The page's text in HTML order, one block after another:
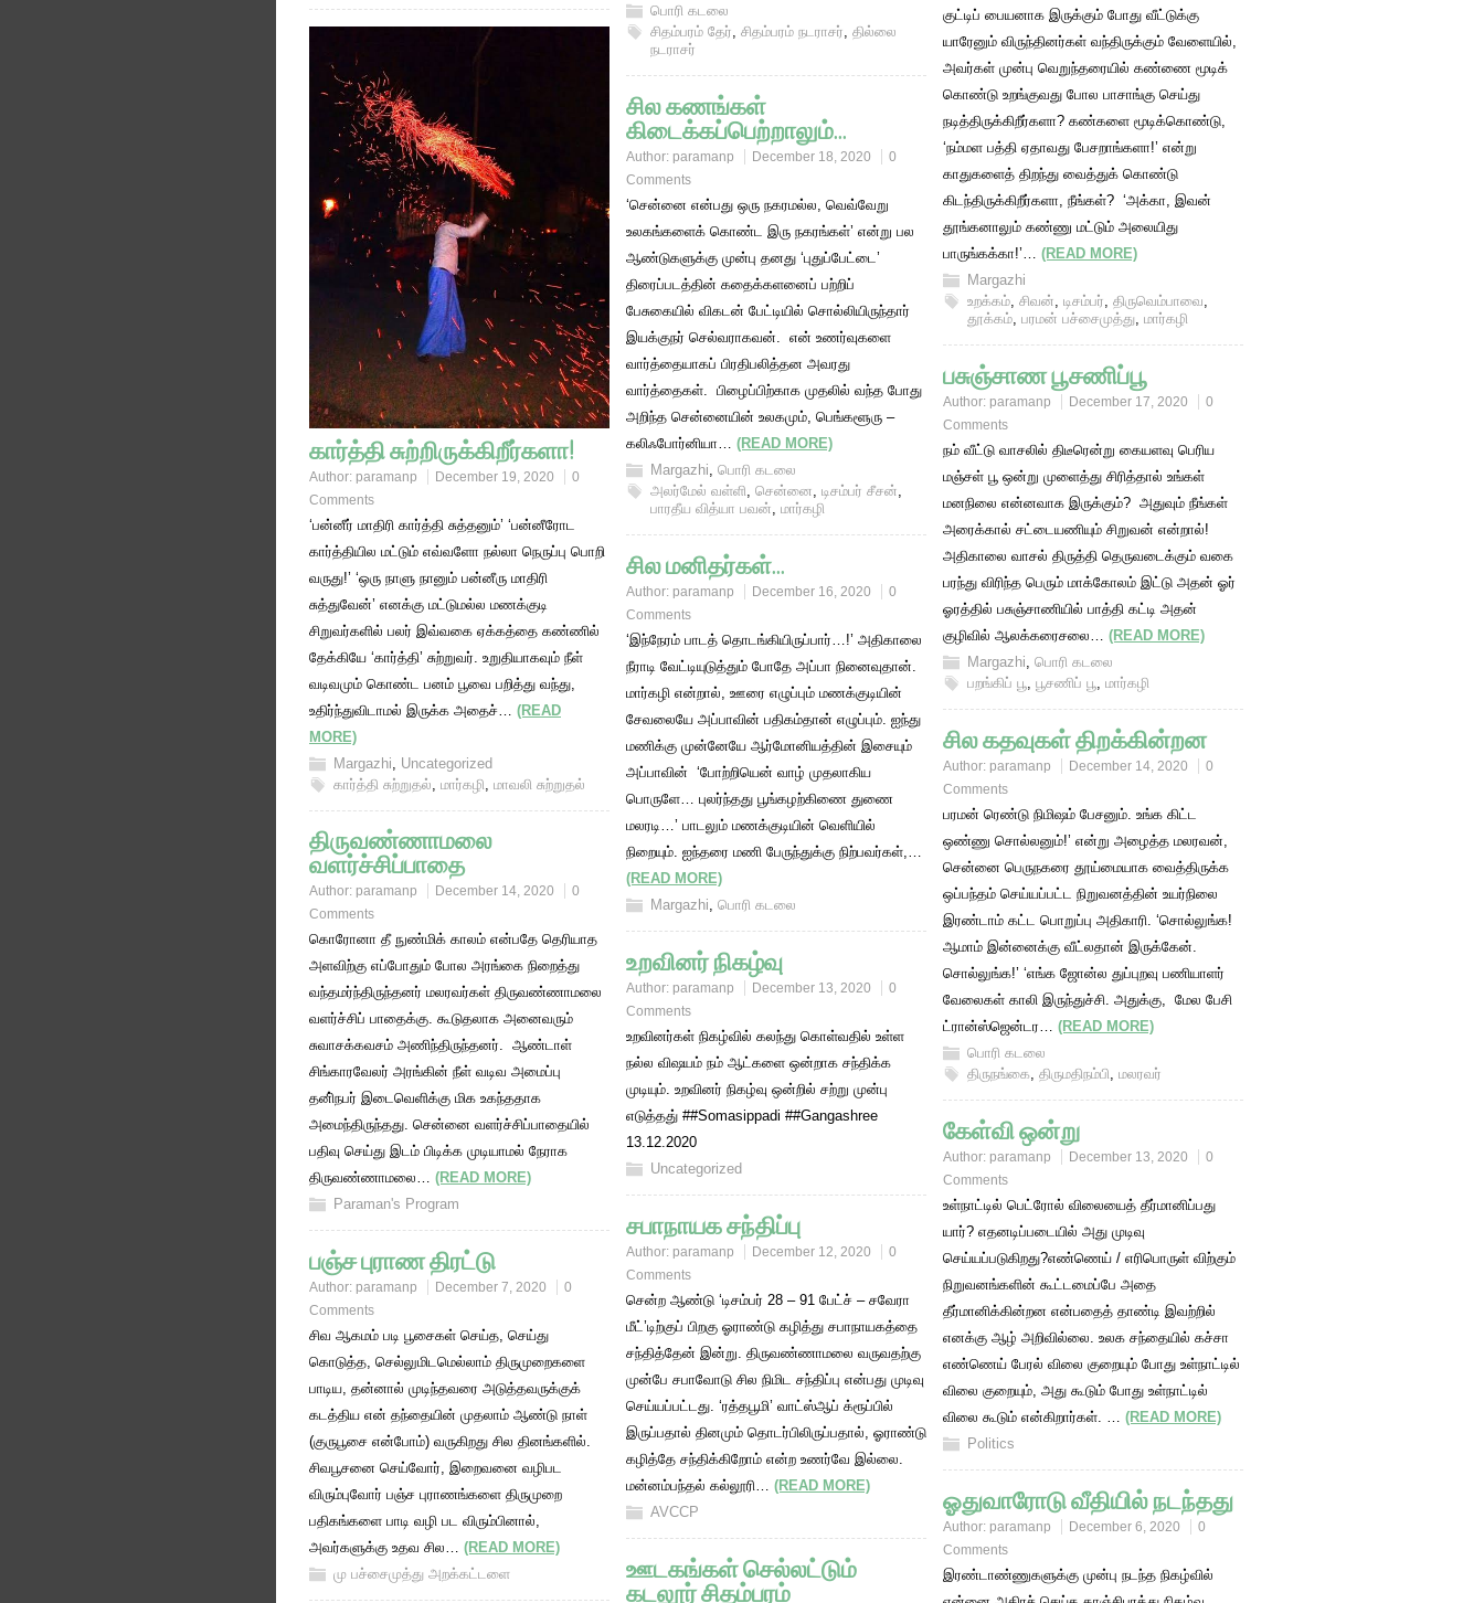
குட்டிப் பையனாக இருக்கும் போது வீட்டுக்கு
யாரேனும் விருந்தினர்கள் வந்திருக்கும் வேளையில்,
அவர்கள் முன்பு வெறுந்தரையில் கண்ணை மூடிக்
கொண்டு உறங்குவது போல பாசாங்கு செய்து
நடித்திருக்கிறீர்களா? கண்களை மூடிக்கொண்டு,
‘நம்மள பத்தி ஏதாவது பேசறாங்களா!’ என்று
காதுகளைத் திறந்து வைத்துக் கொண்டு
கிடந்திருக்கிறீர்களா, நீங்கள்? ‘அக்கா, இவன்
தூங்கனாலும் கண்ணு மட்டும் அலையிது
பாருங்கக்கா!’… (READ MORE)
Margazhi
உறக்கம், சிவன், டிசம்பர், திருவெம்பாவை,
தூக்கம், பரமன் பச்சைமுத்து, மார்கழி
பொரி கடலை
சிதம்பரம் தேர் சிதம்பரம் நடராசர் தில்லை
நடராசர்
கார்த்தி சுற்றிருக்கிறீர்களா!
Author: paramanp December 19, 2020
0
Comments
‘பன்னீர் மாதிரி கார்த்தி சுத்தனும்’ ‘பன்னீரோட
கார்த்தியில மட்டும் எவ்வளோ நல்லா நெருப்பு பொறி
வருது!’ ‘ஒரு நாளு நானும் பன்னீரு மாதிரி
சுத்துவேன்’ எனக்கு மட்டுமல்ல மணக்குடி
சிறுவர்களில் பலர் இவ்வகை ஏக்கத்தை கண்ணில்
தேக்கியே ‘கார்த்தி’ சுற்றுவர். உறுதியாகவும் நீள்
வடிவமும் கொண்ட பனம் பூவை பறித்து வந்து,
உதிர்ந்துவிடாமல் இருக்க அதைச்… (READ
MORE)
Margazhi
Uncategorized
கார்த்தி சுற்றுதல் மார்கழி மாவலி சுற்றுதல்
சில கணங்கள்
கிடைக்கப்பெற்றாலும்…
Author: paramanp December 18, 2020
0
Comments
‘சென்னை என்பது ஒரு நகரமல்ல, வெவ்வேறு
உலகங்களைக் கொண்ட இரு நகரங்கள்’ என்று பல
ஆண்டுகளுக்கு முன்பு தனது ‘புதுப்பேட்டை’
திரைப்படத்தின் கதைக்களனைப் பற்றிப்
பேசுகையில் விகடன் பேட்டியில் சொல்லியிருந்தார்
இயக்குநர் செல்வராகவன். என் உணர்வுகளை
வார்த்தையாகப் பிரதிபலித்தன அவரது
வார்த்தைகள். பிழைப்பிற்காக முதலில் வந்த போது
அறிந்த சென்னையின் உலகமும், பெங்களூரு –
கலிஃபோர்னியா… (READ MORE)
Margazhi பொரி கடலை
அலர்மேல் வள்ளி சென்னை டிசம்பர் சீசன்
பாரதீய வித்யா பவன் மார்கழி
பசுஞ்சாண பூசணிப்பூ
Author: paramanp December 17, 2020
0
Comments
நம் வீட்டு வாசலில் திடீரென்று கையளவு பெரிய
மஞ்சள் பூ ஒன்று முளைத்து சிரித்தால் உங்கள்
மனநிலை என்னவாக இருக்கும்? அதுவும் நீங்கள்
அரைக்கால் சட்டையணியும் சிறுவன் என்றால்!
அதிகாலை வாசல் திருத்தி தெருவடைக்கும் வகை
பரந்து விரிந்த பெரும் மாக்கோலம் இட்டு அதன் ஓர்
ஓரத்தில் பசுஞ்சாணியில் பாத்தி கட்டி அதன்
குழிவில் ஆலக்கரைசலை… (READ MORE)
Margazhi பொரி கடலை
பறங்கிப் பூ பூசணிப் பூ மார்கழி
சில மனிதர்கள்…
Author: paramanp December 16, 2020
0
Comments
‘இந்நேரம் பாடத் தொடங்கியிருப்பார்…!’ அதிகாலை
நீராடி வேட்டியுடுத்தும் போதே அப்பா நினைவுதான்.
மார்கழி என்றால், ஊரை எழுப்பும் மணக்குடியின்
சேவலையே அப்பாவின் பதிகம்தான் எழுப்பும். ஐந்து
மணிக்கு முன்னேயே ஆர்மோனியத்தின் இசையும்
அப்பாவின் ‘போற்றியென் வாழ் முதலாகிய
பொருளே… புலர்ந்தது பூங்கழற்கிணை துணை
மலரடி…’ பாடலும் மணக்குடியின் வெளியில்
நிறையும். ஐந்தரை மணி பேருந்துக்கு நிற்பவர்கள்,…
(READ MORE)
Margazhi பொரி கடலை
சில கதவுகள் திறக்கின்றன
Author: paramanp December 14, 2020
0
Comments
பரமன் ரெண்டு நிமிஷம் பேசனும். உங்க கிட்ட
ஒண்ணு சொல்லனும்!’ என்று அழைத்த மலரவன்,
சென்னை பெருநகரை தூய்மையாக வைத்திருக்க
ஒப்பந்தம் செய்யப்பட்ட நிறுவனத்தின் உயர்நிலை
இரண்டாம் கட்ட பொறுப்பு அதிகாரி. ‘சொல்லுங்க!
ஆமாம் இன்னைக்கு வீட்லதான் இருக்கேன்.
சொல்லுங்க!’ ‘எங்க ஜோன்ல துப்புறவு பணியாளர்
வேலைகள் காலி இருந்துச்சி. அதுக்கு, மேல பேசி
ட்ரான்ஸ்ஜென்டர… (READ MORE)
பொரி கடலை
திருநங்கை திருமதிநம்பி மலரவர்
திருவண்ணாமலை
வளர்ச்சிப்பாதை
Author: paramanp December 14, 2020
0
Comments
கொரோனா தீ நுண்மிக் காலம் என்பதே தெரியாத
அளவிற்கு எப்போதும் போல அரங்கை நிறைத்து
வந்தமர்ந்திருந்தனர் மலரவர்கள் திருவண்ணாமலை
வளர்ச்சிப் பாதைக்கு. கூடுதலாக அனைவரும்
சுவாசக்கவசம் அணிந்திருந்தனர். ஆண்டாள்
சிங்காரவேலர் அரங்கின் நீள் வடிவ அமைப்பு
தனி்நபர் இடைவெளிக்கு மிக உகந்ததாக
அமைந்திருந்தது. சென்னை வளர்ச்சிப்பாதையில்
பதிவு செய்து இடம் பிடிக்க முடியாமல் நேராக
திருவண்ணாமலை… (READ MORE)
Paraman's Program
உறவினர் நிகழ்வு
Author: paramanp December 13, 2020
0
Comments
உறவினர்கள் நிகழ்வில் கலந்து கொள்வதில் உள்ள
நல்ல விஷயம் நம் ஆட்களை ஒன்றாக சந்திக்க
முடியும். உறவினர் நிகழ்வு ஒன்றில் சற்று முன்பு
எடுத்தது் ##Somasippadi ##Gangashree
13.12.2020
Uncategorized
கேள்வி ஒன்று
Author: paramanp December 13, 2020
0
Comments
உள்நாட்டில் பெட்ரோல் விலையைத் தீர்மானிப்பது
யார்? எதனடிப்படையில் அது முடிவு
செய்யப்படுகிறது?எண்ணெய் / எரிபொருள் விற்கும்
நிறுவனங்களின் கூட்டமைப்பே அதை
தீர்மானிக்கின்றன என்பதைத் தாண்டி இவற்றில்
எனக்கு ஆழ் அறிவில்லை. உலக சந்தையில் கச்சா
எண்ணெய் பேரல் விலை குறையும் போது உள்நாட்டில்
விலை குறையும், அது கூடும் போது உள்நாட்டில்
விலை கூடும் என்கிறார்கள். … (READ MORE)
Politics
சபாநாயக சந்திப்பு
Author: paramanp December 12, 2020
0
Comments
சென்ற ஆண்டு ‘டிசம்பர் 28 – 91 பேட்ச் – சவேரா
மீட்’டிற்குப் பிறகு ஓராண்டு கழித்து சபாநாயகத்தை
சந்தித்தேன் இன்று. திருவண்ணாமலை வருவதற்கு
முன்பே சபாவோடு சில நிமிட சந்திப்பு என்பது முடிவு
செய்யப்பட்டது. ‘ரத்தபூமி’ வாட்ஸ்ஆப் க்ரூப்பில்
இருப்பதால் தினமும் தொடர்பிலிருப்பதால், ஓராண்டு
கழித்தே சந்திக்கிறோம் என்ற உணர்வே இல்லை.
மன்னம்பந்தல் கல்லூரி… (READ MORE)
AVCCP
பஞ்ச புராண திரட்டு
Author: paramanp December 7, 2020
0
Comments
சிவ ஆகமம் படி பூசைகள் செய்த, செய்து
கொடுத்த, செல்லுமிடமெல்லாம் திருமுறைகளை
பாடிய, தன்னால் முடிந்தவரை அடுத்தவருக்குக்
கடத்திய என் தந்தையின் முதலாம் ஆண்டு நாள்
(குருபூசை என்போம்) வருகிறது சில தினங்களில்.
சிவபூசனை செய்வோர், இறைவனை வழிபட
விரும்புவோர் பஞ்ச புராணங்களை திருமுறை
பதிகங்களை பாடி வழி பட விரும்பினால்,
அவர்களுக்கு உதவ சில… (READ MORE)
மு பச்சைமுத்து அறக்கட்டளை
ஓதுவாரோடு வீதியில் நடந்தது
Author: paramanp December 6, 2020
0
Comments
இரண்டாண்ணுகளுக்கு முன்பு நடந்த நிகழ்வில்
ஊடகங்கள் செல்லட்டும்
கடலூர் சிதம்பரம்